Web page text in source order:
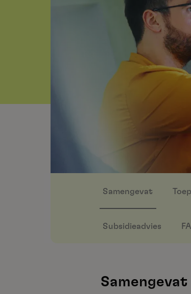
Samengevat
Subsidieadvies
Samengevat